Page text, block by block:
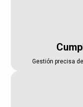
Gestión precisa